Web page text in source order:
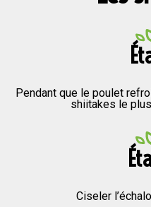
Pendant que le poulet
shiitakes le
Ciseler